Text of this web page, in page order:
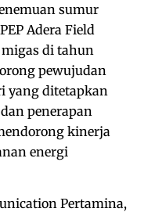
sumur
Adera Field
di tahun
pewujudan
yang ditetapkan
penerapan
kinerja
energi
Pertamina,